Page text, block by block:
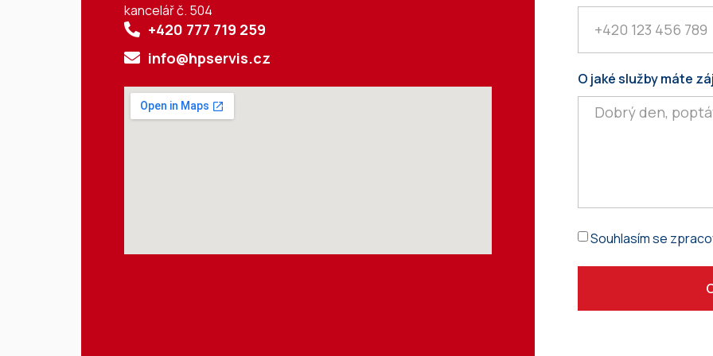
kancelář č. 504
+420 777 719 259
info@hpservis.cz
O jaké služby máte
Souhlasím se